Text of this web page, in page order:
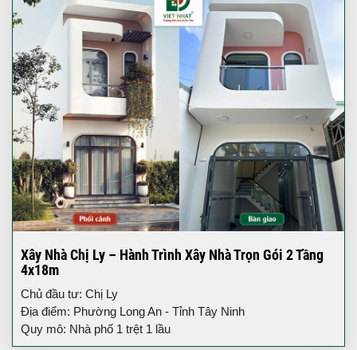
Xây Nhà Chị Ly – Hành Trình Xây Nhà Trọn Gói 2 Tầng
4x18m
Chủ đầu tư: Chị Ly
Địa điểm: Phường Long An - Tỉnh Tây Ninh
Quy mô: Nhà phố 1 trệt 1 lầu